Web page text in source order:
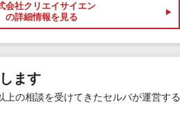
会社クリエイサイエン
の詳細情報を見る
ます
の相談を受けてきたセルバが運営する